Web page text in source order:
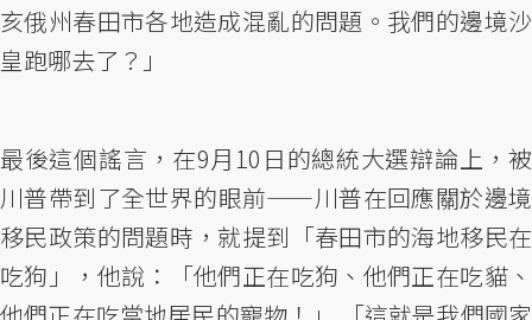
亥俄州春田市各地造成混亂的問題。我們的邊境沙
皇跑哪去了？」
最後這個謠言，在9月10日的總統大選辯論上，被
川普帶到了全世界的眼前——川普在回應關於邊境
移民政策的問題時，就提到「春田市的海地移民在
吃狗」，他說：「他們正在吃狗、他們正在吃貓、